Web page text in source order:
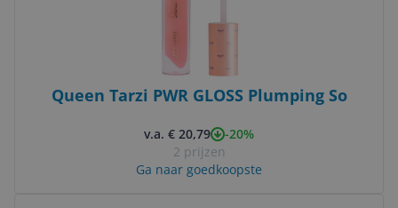
Queen Tarzi PWR GLOSS Plumping So
v.a. € 20,79
-20%
2 prijzen
Ga naar goedkoopste